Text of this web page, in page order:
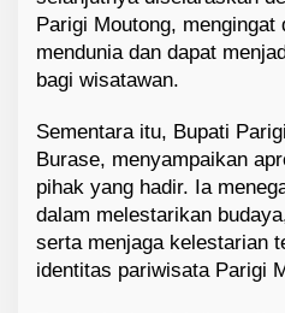
Parigi Moutong,
mendunia dan dapat
bagi wisatawan.
Sementara itu, Bupati
Burase, menyampaikan
pihak yang hadir. Ia
dalam melestarikan
serta menjaga kelestarian
identitas pariwisata Parigi